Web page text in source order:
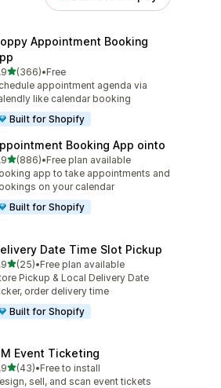
Appointment Booking
na 5 gwiazdek
(366)
liczba recenzji: 366
•Free
appointment agenda via
like calendar booking
Built for Shopify
Booking App ointo
na 5 gwiazdek
(886)liczba recenzji: 886
•Free plan available
app to take appointments and
on your calendar
Built for Shopify
Date Time Slot Pickup
na 5 gwiazdek
(25)liczba recenzji: 25
•Free plan available
Pickup & Local Delivery Date
order delivery time
Built for Shopify
Event Ticketing
na 5 gwiazdek
(43)liczba recenzji: 43
•Free to install
sell, and scan event tickets